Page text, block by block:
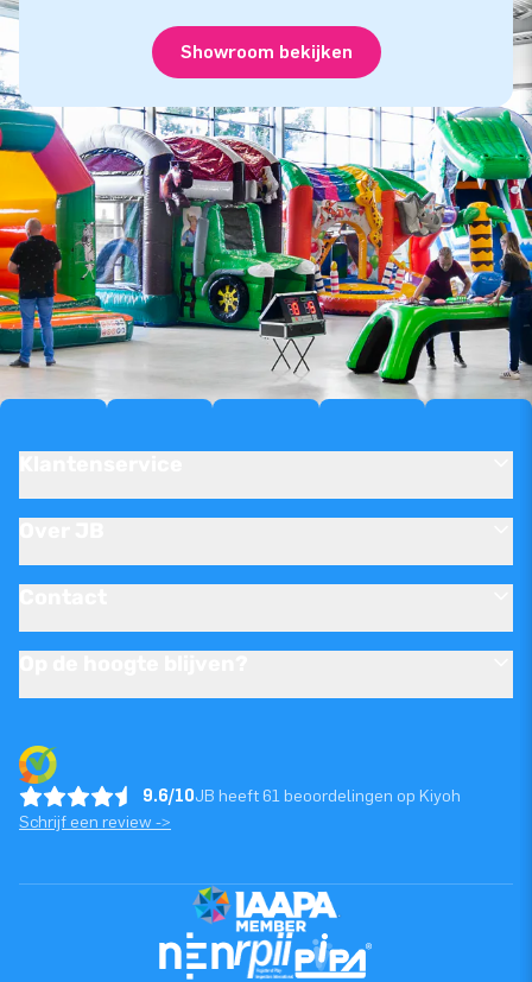
Showroom bekijken
9.6/10JB heeft 61 beoordelingen op Kiyoh
Schrijf een review ->